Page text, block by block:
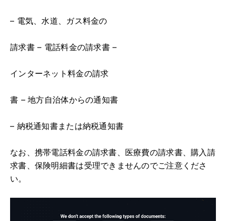
– 電気、水道、ガス料金の
請求書 – 電話料金の請求書 –
インターネット料金の請求
書 – 地方自治体からの通知書
– 納税通知書または納税通知書
なお、携帯電話料金の請求書、医療費の請求書、購入請
求書、保険明細書は受理できませんのでご注意くださ
い。